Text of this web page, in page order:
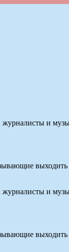
журналисты и
журналисты и